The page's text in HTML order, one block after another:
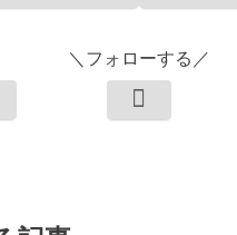
＼フォローする／